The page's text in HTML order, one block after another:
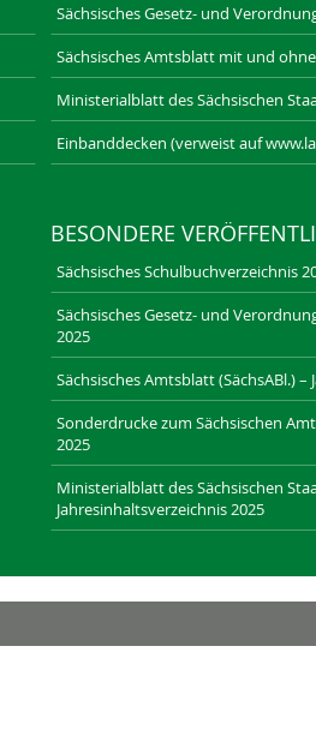
Sächsisches Gesetz- und
Sächsisches Amtsblatt mit und
Ministerialblatt des Sächsischen
Einbanddecken (verweist auf
BESONDERE
Sächsisches Schulbuchverzeichnis
Sächsisches Gesetz- und
2025
Sächsisches Amtsblatt (SächsABl.)
Sonderdrucke zum Sächsischen
2025
Ministerialblatt des Sächsischen
Jahresinhaltsverzeichnis 2025